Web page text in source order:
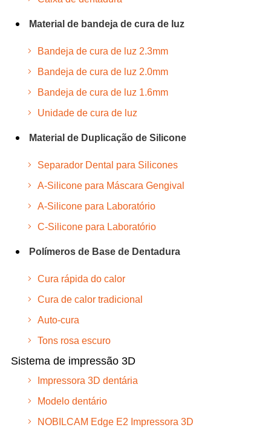
Material de bandeja de cura de luz
Bandeja de cura de luz 2.3mm
Bandeja de cura de luz 2.0mm
Bandeja de cura de luz 1.6mm
Unidade de cura de luz
Material de Duplicação de Silicone
Separador Dental para Silicones
A-Silicone para Máscara Gengival
A-Silicone para Laboratório
C-Silicone para Laboratório
Polímeros de Base de Dentadura
Cura rápida do calor
Cura de calor tradicional
Auto-cura
Tons rosa escuro
Sistema de impressão 3D
Impressora 3D dentária
Modelo dentário
NOBILCAM Edge E2 Impressora 3D